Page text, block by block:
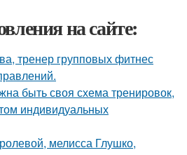
на сайте:
тренер групповых фитнес
быть своя схема тренировок,
индивидуальных
мелисса Глушко,